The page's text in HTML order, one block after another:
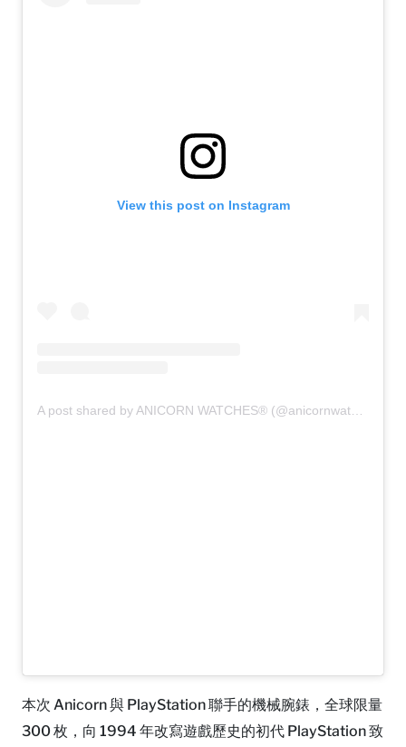
View this post on Instagram
本次 Anicorn 與 PlayStation 聯手的機械腕錶，全球限量
300 枚，向 1994 年改寫遊戲歷史的初代 PlayStation 致